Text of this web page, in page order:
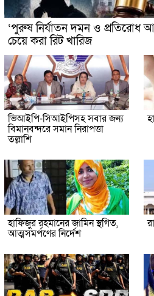
‘পুরুষ নির্যাতন দমন ও প্রতিরোধ
চেয়ে করা রিট খারিজ
ভিআইপি-সিআইপিসহ সবার জন্য
বিমানবন্দরে সমান নিরাপত্তা
তল্লাশি
হাফিজুর রহমানের জামিন স্থগিত,
আত্মসমর্পণের নির্দেশ